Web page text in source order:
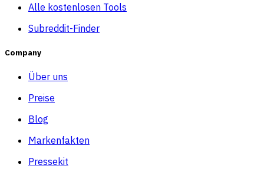
Alle kostenlosen Tools
Subreddit-Finder
Company
Über uns
Preise
Blog
Markenfakten
Pressekit